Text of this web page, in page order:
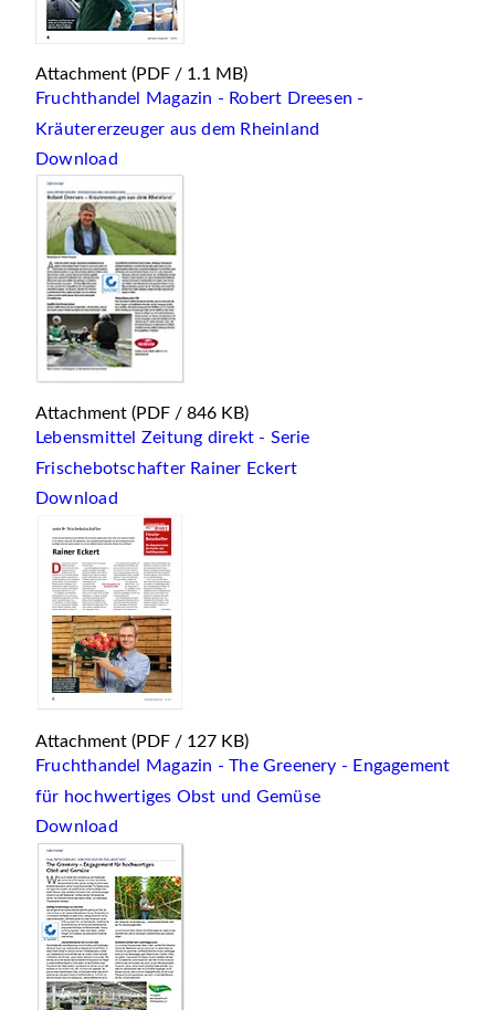
Attachment (PDF / 1.1 MB)
Fruchthandel Magazin - Robert Dreesen -
Kräutererzeuger aus dem Rheinland
Download
Attachment (PDF / 846 KB)
Lebensmittel Zeitung direkt - Serie
Frischebotschafter Rainer Eckert
Download
Attachment (PDF / 127 KB)
Fruchthandel Magazin - The Greenery - Engagement
für hochwertiges Obst und Gemüse
Download